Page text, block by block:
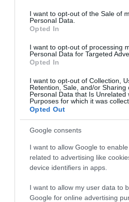
consent section.
I want to opt-out of the Sale of
Personal Data.
Opted In
I want to opt-out of processing
Personal Data for Targeted
Opted In
I want to opt-out of Collection,
Retention, Sale, and/or Sharing
Personal Data that Is Unrelated
Purposes for which it was
Opted Out
Google consents
I want to allow Google to
related to advertising like
device identifiers in apps.
I want to allow my user data to
Google for online advertising
érdeklődőket: ilyen
99 éve
halála
vármúzeum
2021. november 01|
A sikere sőszi
időszakban az egri
Vármúzeum
az alábbi
érdeklődőket:
Gárdonyi eml...